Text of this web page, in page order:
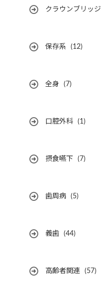
クラウンブリッジ
保存系 (12)
全身 (7)
口腔外科 (1)
摂食嚥下 (7)
歯周病 (5)
義歯 (44)
高齢者関連 (57)